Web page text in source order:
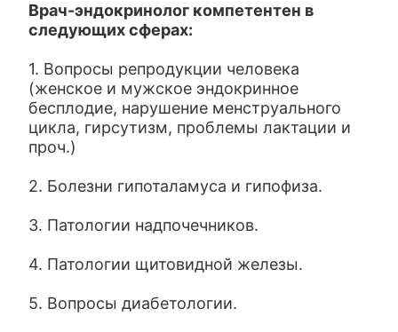
Врач-эндокринолог компетентен в
следующих сферах:
1. Вопросы репродукции человека
(женское и мужское эндокринное
бесплодие, нарушение менструального
цикла, гирсутизм, проблемы лактации и
проч.)
2. Болезни гипоталамуса и гипофиза.
3. Патологии надпочечников.
4. Патологии щитовидной железы.
5. Вопросы диабетологии.